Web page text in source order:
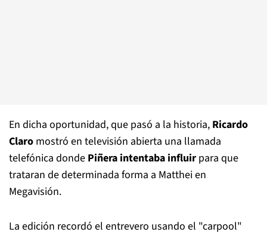
En dicha oportunidad, que pasó a la historia, Ricardo
Claro mostró en televisión abierta una llamada
telefónica donde Piñera intentaba influir para que
trataran de determinada forma a Matthei en
Megavisión.
La edición recordó el entrevero usando el "carpool"